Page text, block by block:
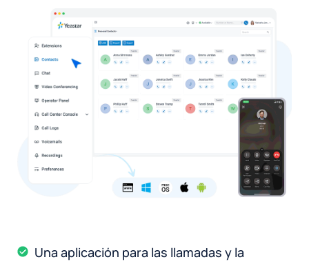
Una aplicación para las llamadas y la